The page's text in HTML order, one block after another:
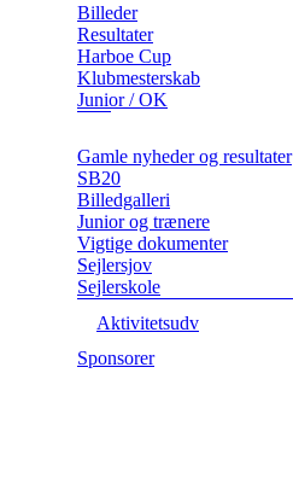
Billeder
Resultater
Harboe Cup
Klubmesterskab
Junior / OK
Gamle nyheder og resultater
SB20
Billedgalleri
Junior og trænere
Vigtige dokumenter
Sejlersjov
Sejlerskole
Aktivitetsudv
Sponsorer